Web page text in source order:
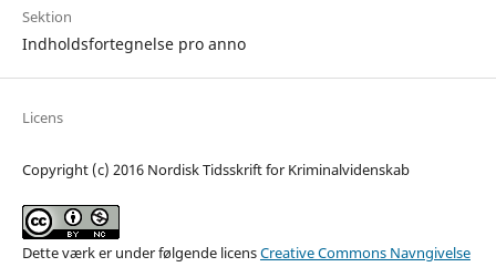
Sektion
Indholdsfortegnelse pro anno
Licens
Copyright (c) 2016 Nordisk Tidsskrift for Kriminalvidenskab
Dette værk er under følgende licensCreative Commons Navngivelse